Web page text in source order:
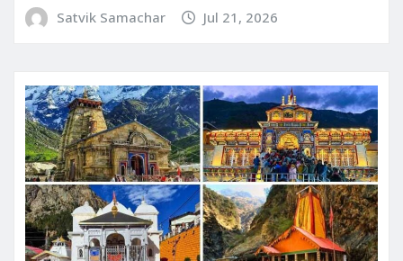
Satvik Samachar Jul 21, 2026